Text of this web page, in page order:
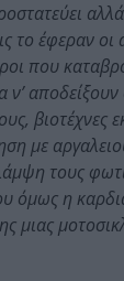
το έφεραν οι
που
ν’
βιοτέχνες
με
τους
όμως η
μιας